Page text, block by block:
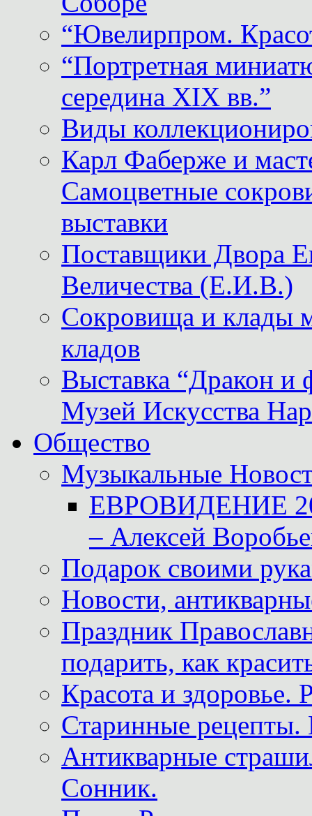
“Ювелирпром.
“Портретная
середина XIX вв.”
Виды
Карл Фаберже и
Самоцветные
выставки
Поставщики
Величества (Е.И.В.)
Сокровища и клады
кладов
Выставка “Дракон и
Музей Искусства
Общество
Музыкальные
ЕВРОВИДЕНИЕ
– Алексей
Подарок своими
Новости,
Праздник
подарить, как
Красота и здоровье.
Старинные рецепты.
Антикварные
Сонник.